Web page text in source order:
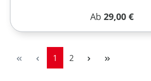
Regulärer Preis:
Ab 29,00 €
Seite
1 Seite
2